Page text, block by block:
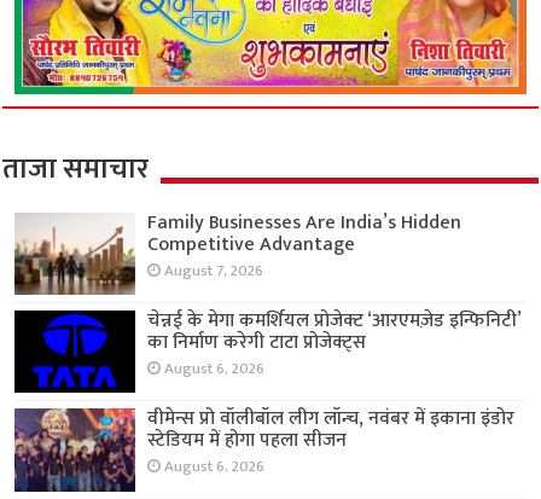
ताजा समाचार
Family Businesses Are India’s Hidden
Competitive Advantage
August 7, 2026
चेन्नई के मेगा कमर्शियल प्रोजेक्ट ‘आरएमज़ेड इन्फिनिटी’
का निर्माण करेगी टाटा प्रोजेक्ट्स
August 6, 2026
वीमेन्स प्रो वॉलीबॉल लीग लॉन्च, नवंबर में इकाना इंडोर
स्टेडियम में होगा पहला सीजन
August 6, 2026